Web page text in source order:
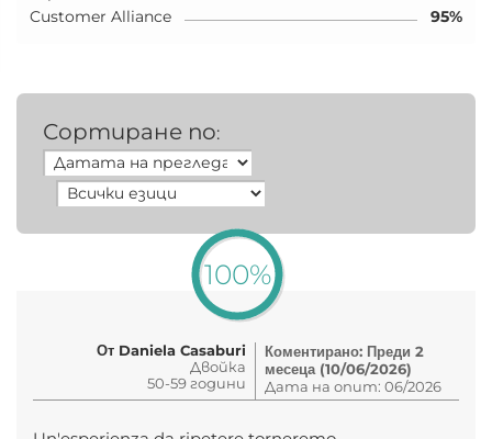
Customer Alliance
95%
Сортиране по:
100%
От Daniela Casaburi
Двойка
50-59 години
Коментирано: Преди 2
месеца (10/06/2026)
Дата на опит: 06/2026